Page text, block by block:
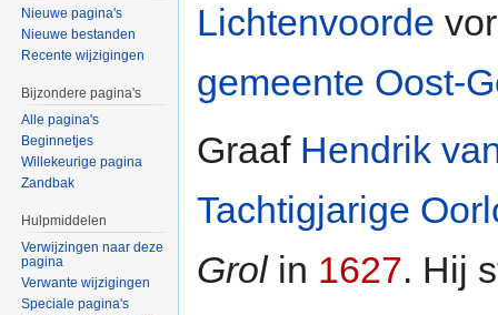
Lichtenvoorde
gemeente Oost-
Graaf Hendrik
Tachtigjarige
Grolin 1627. Hij
Nieuwe pagina's
Nieuwe bestanden
Recente wijzigingen
Bijzondere pagina's
Alle pagina's
Beginnetjes
Willekeurige pagina
Zandbak
Hulpmiddelen
Verwijzingen naar deze
pagina
Verwante wijzigingen
Speciale pagina's